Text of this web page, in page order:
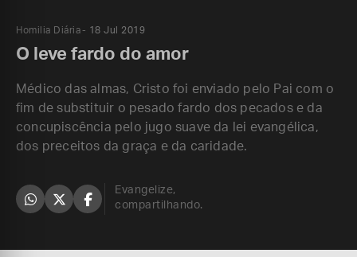
Homilia Diária 18 Jul 2019
O leve fardo do amor
Médico das almas, Cristo foi enviado pelo Pai com o
fim de substituir o pesado fardo dos pecados e da
concupiscência pelo jugo suave da lei evangélica,
dos preceitos da graça e da caridade.
Evangelize,
compartilhando.